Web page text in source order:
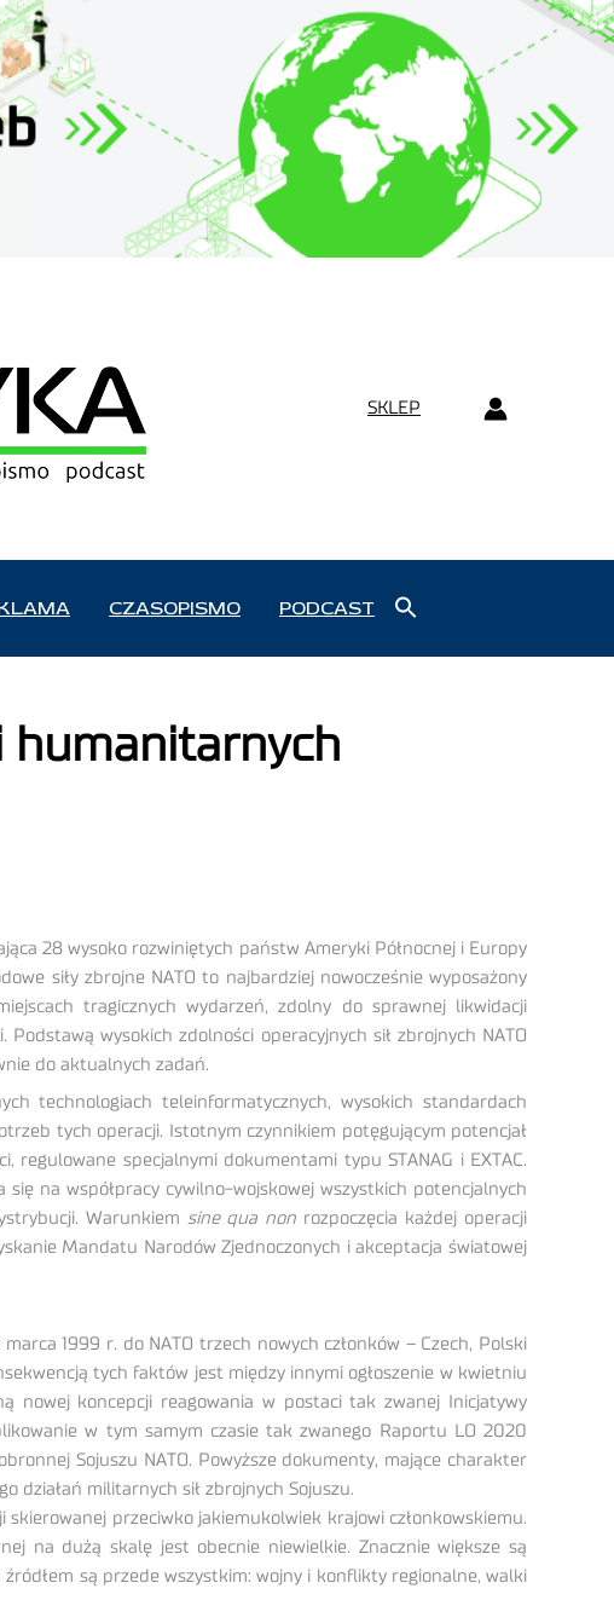
SKLEP
CZASOPISMO PODCAST
humanitarnych
28 wysoko rozwiniętych państw Ameryki Północnej i Europy
siły zbrojne NATO to najbardziej nowocześnie wyposażony
tragicznych wydarzeń, zdolny do sprawnej likwidacji
wysokich zdolności operacyjnych sił zbrojnych NATO
do aktualnych zadań.
technologiach teleinformatycznych, wysokich standardach
tych operacji. Istotnym czynnikiem potęgującym potencjał
regulowane specjalnymi dokumentami typu STANAG i EXTAC.
na współpracy cywilno-wojskowej wszystkich potencjalnych
Warunkiem sine qua non rozpoczęcia każdej operacji
Mandatu Narodów Zjednoczonych i akceptacja światowej
1999 r. do NATO trzech nowych członków – Czech, Polski
tych faktów jest między innymi ogłoszenie w kwietniu
nowej koncepcji reagowania w postaci tak zwanej Inicjatywy
w tym samym czasie tak zwanego Raportu LO 2020
Sojuszu NATO. Powyższe dokumenty, mające charakter
działań militarnych sił zbrojnych Sojuszu.
przeciwko jakiemukolwiek krajowi członkowskiemu.
na dużą skalę jest obecnie niewielkie. Znacznie większe są
są przede wszystkim: wojny i konflikty regionalne, walki